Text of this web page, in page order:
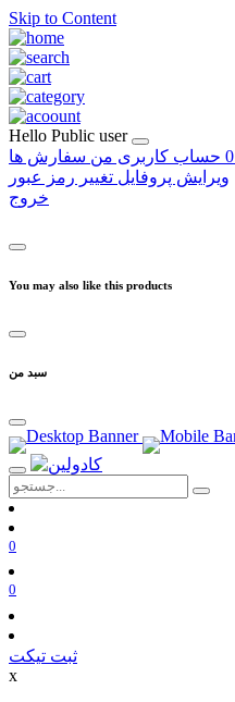
Skip to Content
Hello Public user
0 حساب کاربری من سفارش ها
ویرایش پروفایل تغییر رمز عبور
خروج
You may also like this products
سبد من
0
0
ثبت تیکت
x